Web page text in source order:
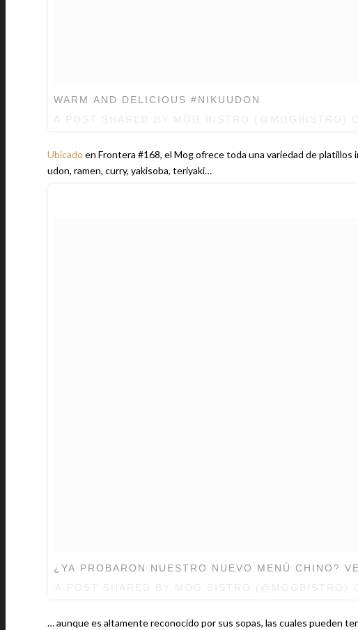
WARM AND DELICIOUS #NIKUUDON
Ubicado en Frontera #168, el Mog ofrece toda una variedad de platillos
udon, ramen, curry, yakisoba, teriyaki…
¿YA PROBARON NUESTRO NUEVO MENÚ CHINO?
… aunque es altamente reconocido por sus sopas, las cuales pueden